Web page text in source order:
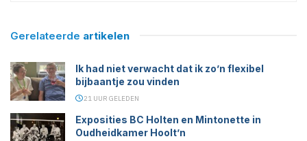
Gerelateerde artikelen
Ik had niet verwacht dat ik zo’n flexibel
bijbaantje zou vinden
21 UUR GELEDEN
Exposities BC Holten en Mintonette in
Oudheidkamer Hoolt’n